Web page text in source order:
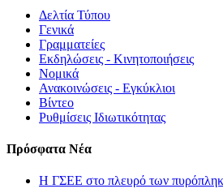
Δελτία Τύπου
Γενικά
Γραμματείες
Εκδηλώσεις - Κινητοποιήσεις
Νομικά
Ανακοινώσεις - Εγκύκλιοι
Βίντεο
Ρυθμίσεις Ιδιωτικότητας
Πρόσφατα Νέα
H ΓΣΕΕ στο πλευρό των